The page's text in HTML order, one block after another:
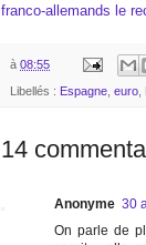
franco-allemands le
à 08:55
Libellés : Espagne euro
14
Anonyme 30
On parle de